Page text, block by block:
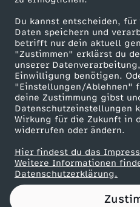
Du kannst entscheiden,
Daten speichern und
betrifft nur dein aktuell
"Zustimmen" erklärst du
unserer
Einwilligung benötigen.
"Einstellungen/Ablehnen"
deine Zustimmung gibst
Datenschutzeinstellungen
Wirkung für die Zukunft in
widerrufen oder ändern.
Hier findest du das
Weitere Informationen
Datenschutzerklärung.
B
e
s
u
c
h
i
ZDF goes Schule
Werbefernsehen
Mainzelmännchen
Partner